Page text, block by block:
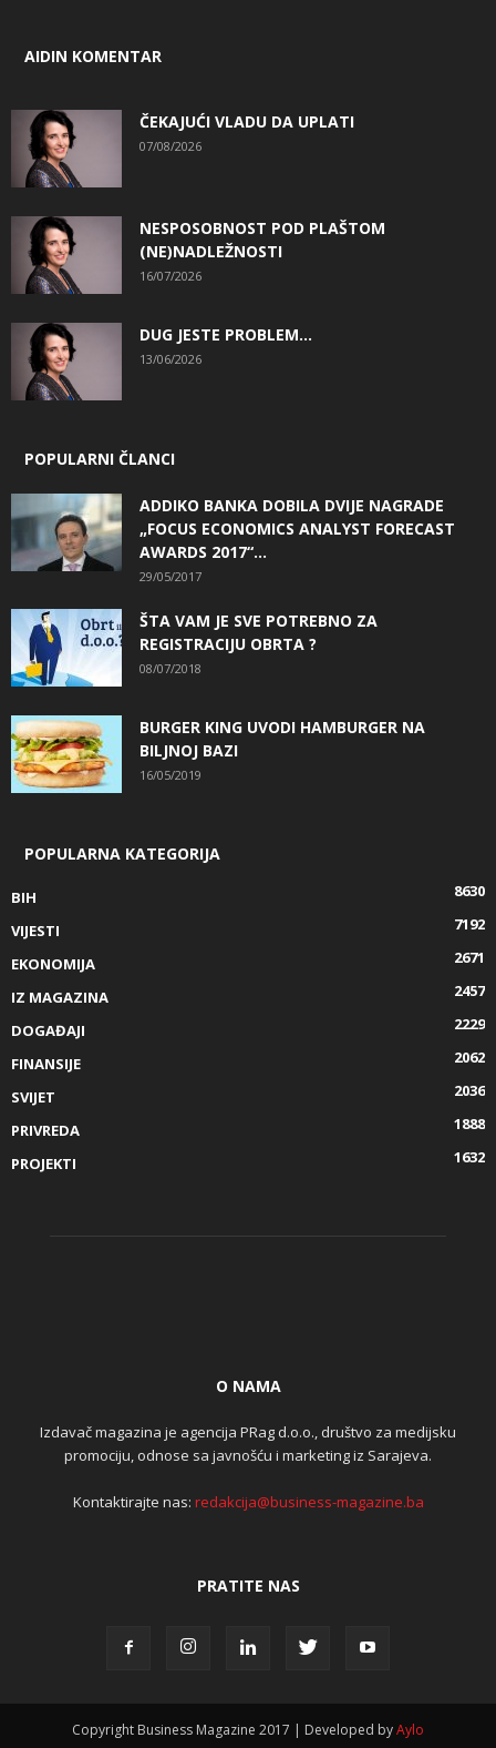
AIDIN KOMENTAR
ČEKAJUĆI VLADU DA UPLATI
07/08/2026
NESPOSOBNOST POD PLAŠTOM
(NE)NADLEŽNOSTI
16/07/2026
DUG JESTE PROBLEM…
13/06/2026
POPULARNI ČLANCI
ADDIKO BANKA DOBILA DVIJE NAGRADE
„FOCUS ECONOMICS ANALYST FORECAST
AWARDS 2017“...
29/05/2017
ŠTA VAM JE SVE POTREBNO ZA
REGISTRACIJU OBRTA ?
08/07/2018
BURGER KING UVODI HAMBURGER NA
BILJNOJ BAZI
16/05/2019
POPULARNA KATEGORIJA
BIH
8630
VIJESTI
7192
EKONOMIJA
2671
IZ MAGAZINA
2457
DOGAĐAJI
2229
FINANSIJE
2062
SVIJET
2036
PRIVREDA
1888
PROJEKTI
1632
O NAMA
Izdavač magazina je agencija PRag d.o.o., društvo za medijsku
promociju, odnose sa javnošću i marketing iz Sarajeva.
Kontaktirajte nas: redakcija@business-magazine.ba
PRATITE NAS
Copyright Business Magazine 2017 | Developed byAylo